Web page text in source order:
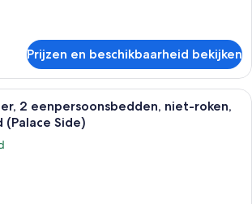
Prijzen en beschikbaarheid bekijken
Een hotelkamer met twee bedden,
2 eenpersoonsbedden, niet-roken,
Side)